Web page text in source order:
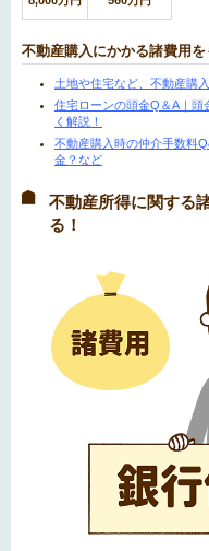
不動産購入にかかる諸費用
土地や住宅など、不動産購
住宅ローンの頭金Q＆A｜頭
く解説！
不動産購入時の仲介手数料
金？など
不動産所得に関する
る！